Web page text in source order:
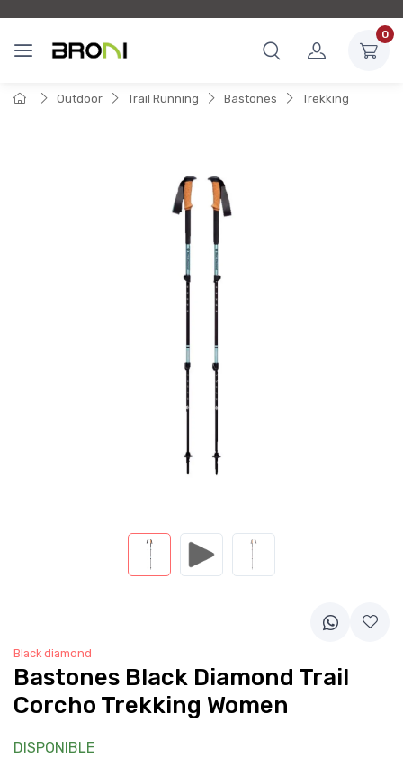
0
Outdoor Trail Running Bastones Trekking
Black diamond
Bastones Black Diamond Trail
Corcho Trekking Women
DISPONIBLE